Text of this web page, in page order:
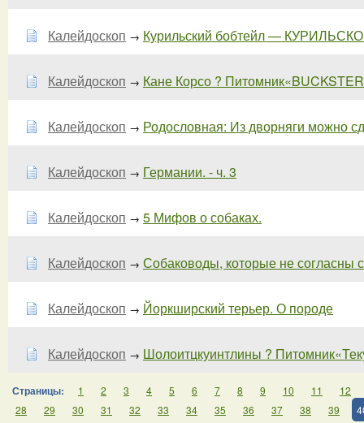
Калейдоскоп → Курильский бобтейл —
Калейдоскоп → Кане Корсо ?
Калейдоскоп → Родословная: Из дворняги можно
Калейдоскоп → Германии. - ч. 3
Калейдоскоп → 5 Мифов о собаках.
Калейдоскоп → Собаководы, которые не согласны
Калейдоскоп → Йоркширский терьер. О породе
Калейдоскоп → Шолоитцкуинтлины ?
Страницы: 1 2 3 4 5 6 7 8 9 10 11
12
28
29 30 31 32 33 34 35 36 37 38 39